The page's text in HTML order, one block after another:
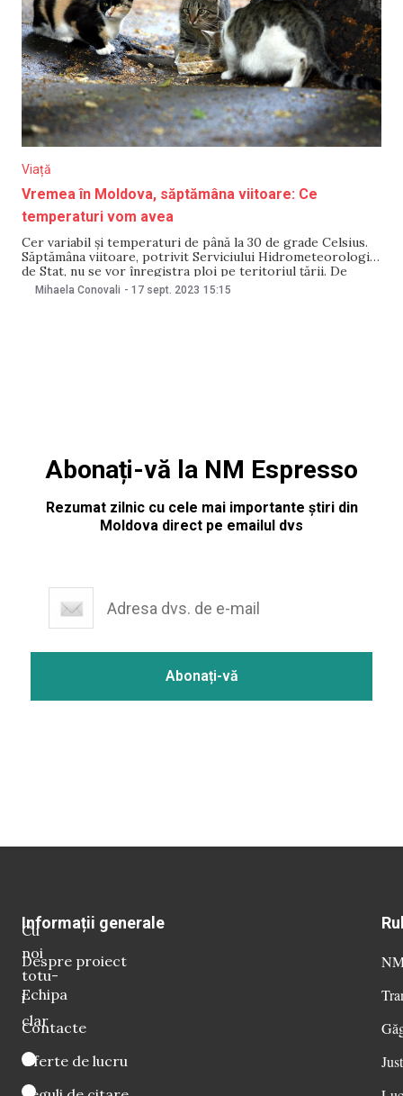
Viață
Vremea în Moldova, săptămâna viitoare: Ce
temperaturi vom avea
Cer variabil și temperaturi de până la 30 de grade Celsius.
Săptămâna viitoare, potrivit Serviciului Hidrometeorologic
de Stat, nu se vor înregistra ploi pe teritoriul țării. De
menționat că pe întreg teritoriul Republicii Moldova încă
mai este valabil codul galben de pericol de incendiu.
Mihaela Conovali - 17 sept. 2023 15:15
Abonați-vă la NM Espresso
Rezumat zilnic cu cele mai importante știri din
Moldova direct pe emailul dvs
Cu
noi
totu-
i
clar
Informații generale
Despre proiect
Echipa
Contacte
Oferte de lucru